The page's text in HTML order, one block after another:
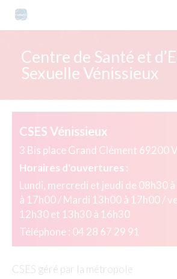
Centre de Santé et
Sexuelle Vénissieux
CSES Vénissieux
3 Bis place Grand Clément 69200
Horaires d'ouvertures :
Lundi, mercredi et jeudi de 08h30
à 17h00 / Mardi 13h00 à 17h00 /
12h30 et 13h30 à 16h30
Téléphone : 04 28 67 29 91
CSES géré par la métropole